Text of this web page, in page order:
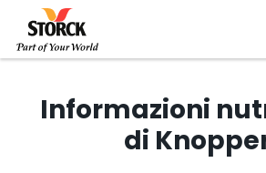
Informazioni
di